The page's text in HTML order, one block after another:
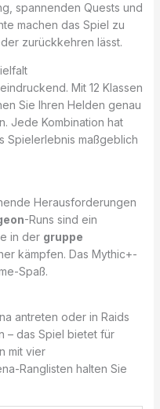
spannenden Quests und
machen das Spiel zu
zurückkehren lässt.
Mit 12 Klassen
Sie Ihren Helden genau
Jede Kombination hat
Spielerlebnis maßgeblich
Herausforderungen
-Runs sind ein
in der gruppe
kämpfen. Das Mythic+-
Spaß.
antreten oder in Raids
– das Spiel bietet für
mit vier
Ranglisten halten Sie